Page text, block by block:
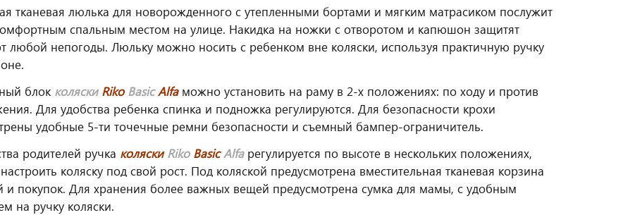
тканевая люлька для новорожденного с утепленными бортами и мягким матрасиком послужит
спальным местом на улице. Накидка на ножки с отворотом и капюшон защитят
любой непогоды. Люльку можно носить с ребенком вне коляски, используя практичную ручку
блок коляски RikoBasicAlfa можно установить на раму в 2-х положениях: по ходу и против
Для удобства ребенка спинка и подножка регулируются. Для безопасности крохи
удобные 5-ти точечные ремни безопасности и съемный бампер-ограничитель.
родителей ручка коляскиRiko BasicAlfa регулируется по высоте в нескольких положениях,
коляску под свой рост. Под коляской предусмотрена вместительная тканевая корзина
и покупок. Для хранения более важных вещей предусмотрена сумка для мамы, с удобным
на ручку коляски.